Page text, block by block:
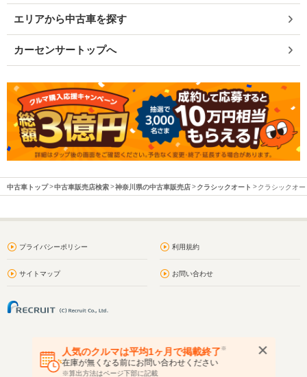
エリアから中古車を探す
カーセンサートップへ
中古車トップ 中古車販売店検索 神奈川県の中古車販売店 クラシックオート クラシックオ
プライバシーポリシー 利用規約
サイトマップ お問い合わせ
人気のクルマは平均1ヶ月で掲載終了※
在庫が無くなる前にお問い合わせください
※算出方法はページ下部に記載